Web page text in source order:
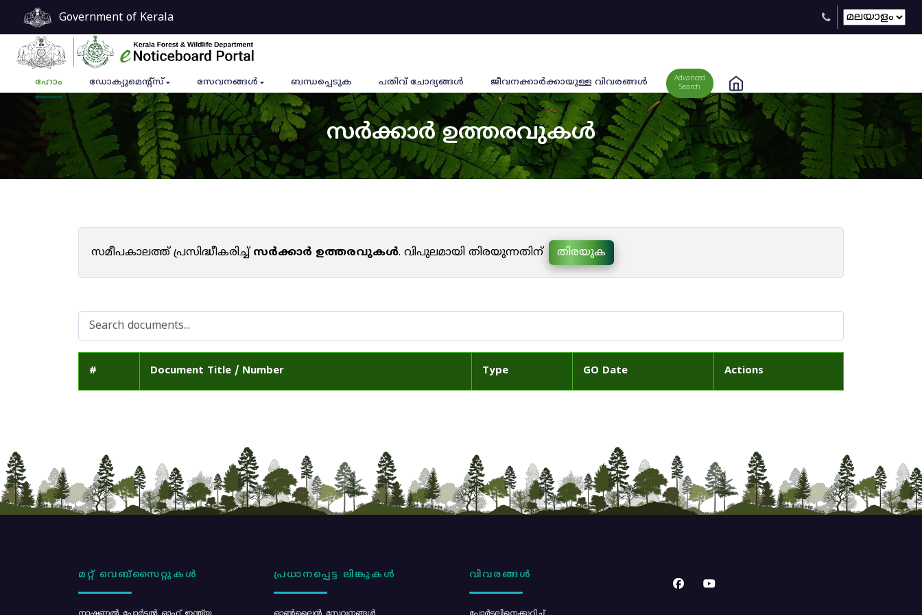
Government of Kerala
ഹോം ഡോക്യുമെൻ്റ്സ് സേവനങ്ങൾ ബന്ധപ്പെടുക പതിവ് ചോദ്യങ്ങൾ ജീവനക്കാര്‍ക്കായുള്ള വിവരങ്ങള്‍
Advanced
Search
സർക്കാർ ഉത്തരവുകൾ
സമീപകാലത്ത് പ്രസിദ്ധീകരിച്ച്സർക്കാർ ഉത്തരവുകൾ. വിപുലമായി തിരയുന്നതിന് തിരയുക
# Document Title / Number Type GO Date Actions
മറ്റ് വെബ്സൈറ്റുകൾ
നാഷണൽ പോർട്ടൽ ഓഫ് ഇന്ത്യ
പ്രധാനപ്പെട്ട ലിങ്കുകൾ
ഓൺലൈൻ സേവനങ്ങൾ
വിവരങ്ങൾ
പോര്‍ട്ടലിനെക്കുറിച്ച്